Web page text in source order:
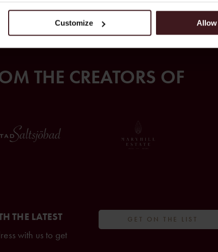
Customize
THE CREATORS OF
THE LATEST
with us to get
GET ON THE LIST